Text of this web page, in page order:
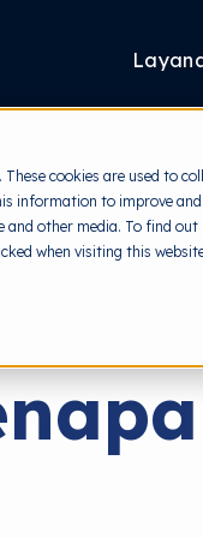
cookies are used to
information to improve
other media. To find
when visiting this